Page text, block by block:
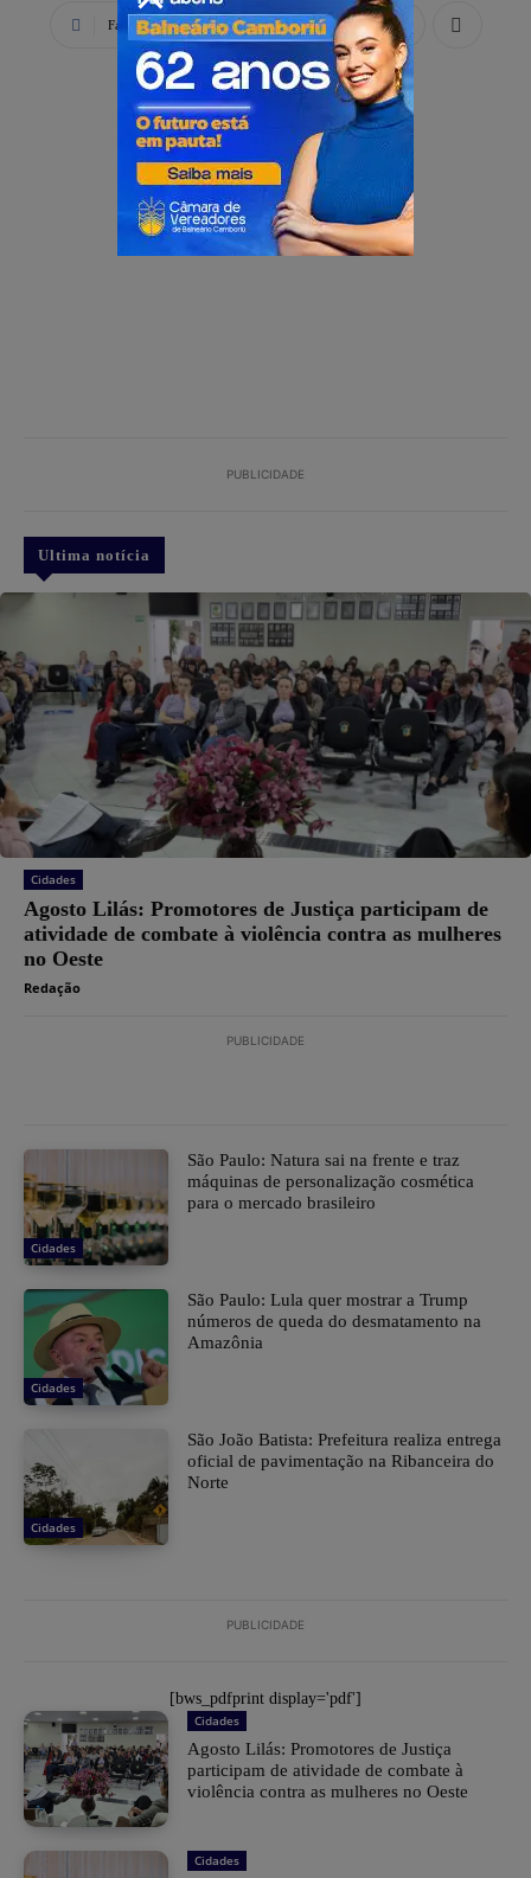
Facebook X WhatsApp
PUBLICIDADE
PUBLICIDADE
Ultima notícia
Cidades
Agosto Lilás: Promotores de Justiça participam de
atividade de combate à violência contra as mulheres
no Oeste
Redação
PUBLICIDADE
Cidades
São Paulo: Natura sai na frente e traz
máquinas de personalização cosmética
para o mercado brasileiro
Cidades
São Paulo: Lula quer mostrar a Trump
números de queda do desmatamento na
Amazônia
Cidades
São João Batista: Prefeitura realiza entrega
oficial de pavimentação na Ribanceira do
Norte
PUBLICIDADE
[bws_pdfprint display='pdf']
Cidades
Agosto Lilás: Promotores de Justiça
participam de atividade de combate à
violência contra as mulheres no Oeste
Cidades